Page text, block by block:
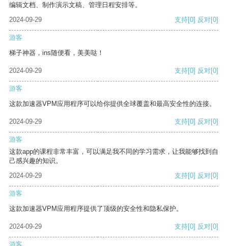
编辑文档、制作演示文稿、管理日程安排等。
2024-09-29
支持[0] 反对[0]
游客
梯子神器，ins随便看，美美哒！
2024-09-29 支持[0] 反对[0]
游客
这款加速器VPM应用程序可以给你提供全球覆盖和最高安全性的连接。
2024-09-29 支持[0] 反对[0]
游客
这款app的课程非常丰富，可以满足我不同的学习需求，让我能够找到自
己感兴趣的知识。
2024-09-29
支持[0] 反对[0]
游客
这款加速器VPM应用程序提供了顶级的安全性和隐私保护。
2024-09-29 支持[0] 反对[0]
游客